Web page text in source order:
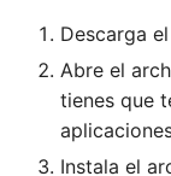
Descarga
Abre el
tienes que
Instala el